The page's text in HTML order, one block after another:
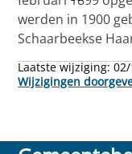
werden in 1900
Schaarbeekse
Laatste wijziging:
Wijzigingen